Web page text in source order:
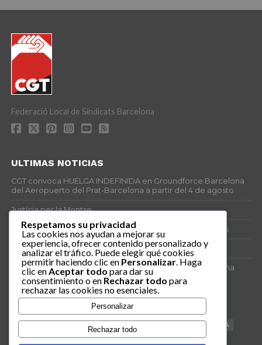
Federació Local de Sindicats Barcelona
ULTIMAS NOTICIAS
CGT convoca HUELGA INDEFINIDA en Groundforce Barcelona
del Aeropuerto del Prat-Barcelona a partir del 4 de agosto
Justícia per la Montse
25J – Día Mundial para la Prevención de los Ahogamientos
ERE encubierto en H&M Concentrix
Actes centrals 90 aniversari revolució social 1936. Programa
central i per dies. Materials de venda.
VAGA TELEMARKETING NETEJA
CONFERENCIA
DOCUMENTAL
SANITAT CATSALUT 061 ANTI-MWC
Respetamos su privacidad
Las cookies nos ayudan a mejorar su
experiencia, ofrecer contenido personalizado y
analizar el tráfico. Puede elegir qué cookies
permitir haciendo clic en Personalizar . Haga
clic en Aceptar todo para dar su
consentimiento o en Rechazar todo para
rechazar las cookies no esenciales.
Personalizar
Rechazar todo